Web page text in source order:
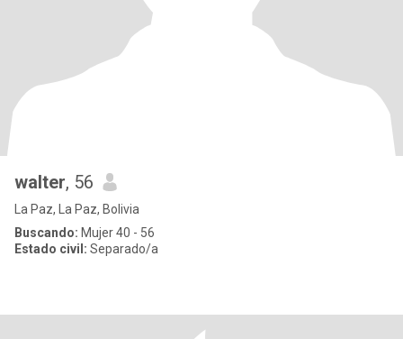
walter, 56
La Paz, La Paz, Bolivia
Buscando: Mujer 40 - 56
Estado civil: Separado/a